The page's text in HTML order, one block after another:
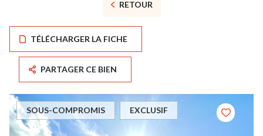
RETOUR
TÉLÉCHARGER LA FICHE
PARTAGER CE BIEN
SOUS-COMPROMIS EXCLUSIF